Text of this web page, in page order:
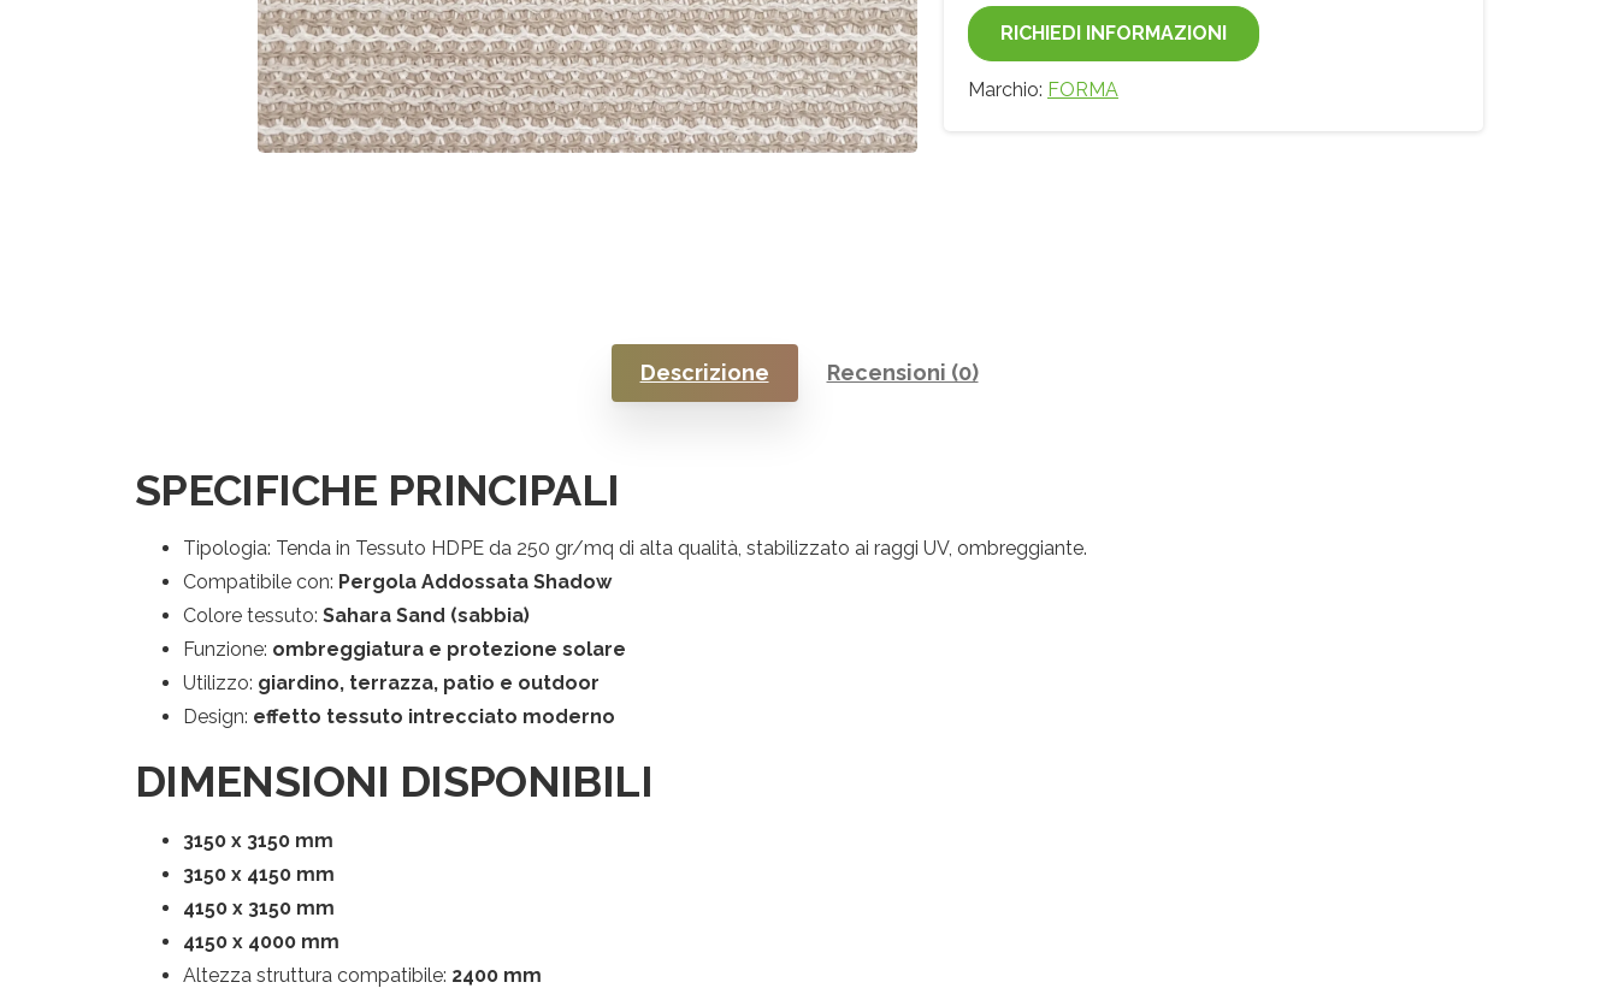
RICHIEDI INFORMAZIONI
Marchio: FORMA
Descrizione Recensioni (0)
SPECIFICHE PRINCIPALI
Tipologia: Tenda in Tessuto HDPE da 250 gr/mq di alta qualità, stabilizzato ai raggi UV, ombreggiante.
Compatibile con: Pergola Addossata Shadow
Colore tessuto: Sahara Sand (sabbia)
Funzione: ombreggiatura e protezione solare
Utilizzo: giardino, terrazza, patio e outdoor
Design: effetto tessuto intrecciato moderno
DIMENSIONI DISPONIBILI
3150 x 3150 mm
3150 x 4150 mm
4150 x 3150 mm
4150 x 4000 mm
Altezza struttura compatibile: 2400 mm
Iscriviti